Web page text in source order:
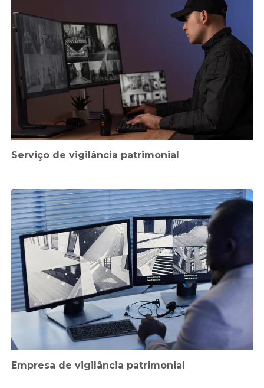
Serviço de vigilância patrimonial
Empresa de vigilância patrimonial